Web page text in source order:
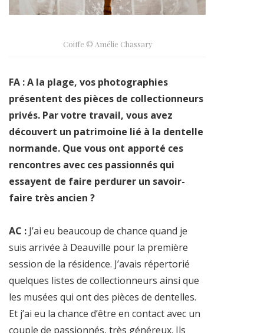
Coiffe © Amélie Chassary
FA : A la plage, vos photographies
présentent des pièces de collectionneurs
privés. Par votre travail, vous avez
découvert un patrimoine lié à la dentelle
normande. Que vous ont apporté ces
rencontres avec ces passionnés qui
essayent de faire perdurer un savoir-
faire très ancien ?
AC : J’ai eu beaucoup de chance quand je
suis arrivée à Deauville pour la première
session de la résidence. J’avais répertorié
quelques listes de collectionneurs ainsi que
les musées qui ont des pièces de dentelles.
Et j’ai eu la chance d’être en contact avec un
couple de passionnés, très généreux. Ils